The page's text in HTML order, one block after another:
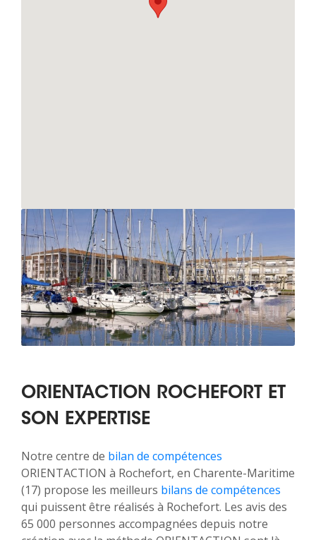
ORIENTACTION ROCHEFORT ET
SON EXPERTISE
Notre centre de bilan de compétences
ORIENTACTION à Rochefort, en Charente-Maritime
(17) propose les meilleurs bilans de compétences
qui puissent être réalisés à Rochefort. Les avis des
65 000 personnes accompagnées depuis notre